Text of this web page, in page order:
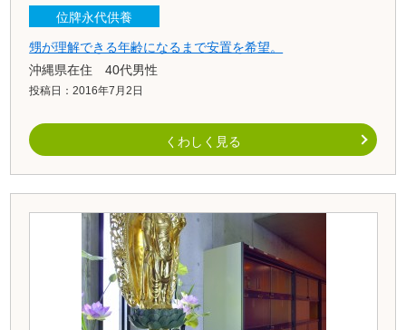
位牌永代供養
甥が理解できる年齢になるまで安置を希望。
沖縄県在住 40代男性
投稿日：2016年7月2日
くわしく見る